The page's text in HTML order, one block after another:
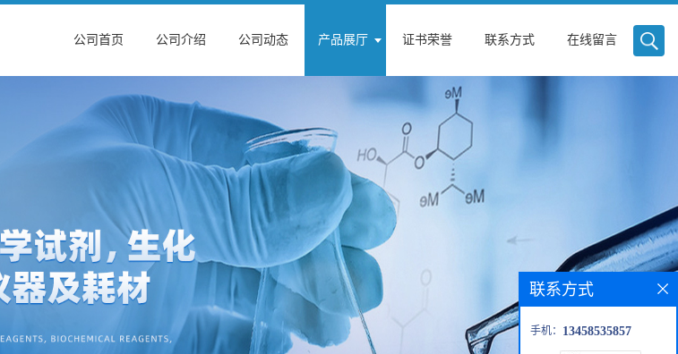
公司首页 公司介绍 公司动态 产品展厅 证书荣誉 联系方式 在线留言
联系方式
手机： 13458535857